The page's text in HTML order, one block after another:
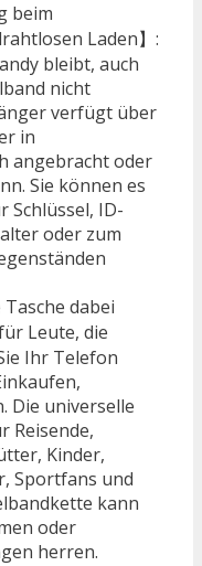
beim
Laden】:
bleibt, auch
nicht
verfügt über
in
angebracht oder
Sie können es
Schlüssel, ID-
oder zum
Tasche dabei
Leute, die
Ihr Telefon
Die universelle
Reisende,
Kinder,
Sportfans und
kann
oder
herren.